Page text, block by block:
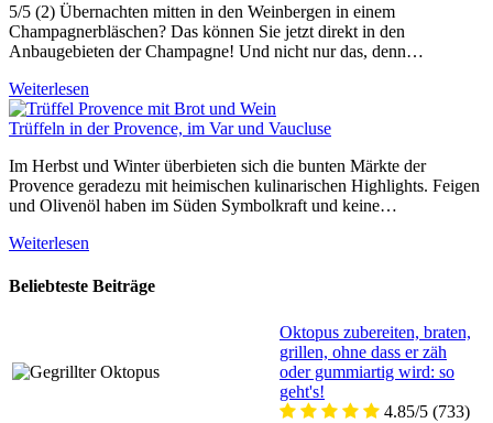
5/5 (2) Übernachten mitten in den Weinbergen in einem
Champagnerbläschen? Das können Sie jetzt direkt in den
Anbaugebieten der Champagne! Und nicht nur das, denn…
Weiterlesen
Trüffeln in der Provence, im Var und Vaucluse
Im Herbst und Winter überbieten sich die bunten Märkte der
Provence geradezu mit heimischen kulinarischen Highlights. Feigen
und Olivenöl haben im Süden Symbolkraft und keine…
Weiterlesen
Beliebteste Beiträge
Oktopus zubereiten, braten,
grillen, ohne dass er zäh
oder gummiartig wird: so
geht's!
4.85/5 (733)